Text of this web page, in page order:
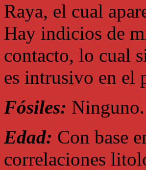
Raya, el cual
Hay indicios de
contacto, lo cual
es intrusivo en el
Fósiles: Ninguno.
Edad: Con base
correlaciones